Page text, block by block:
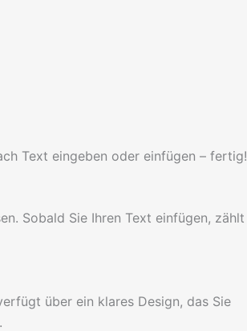
Text eingeben oder einfügen – fertig!
Sobald Sie Ihren Text einfügen, zählt
über ein klares Design, das Sie